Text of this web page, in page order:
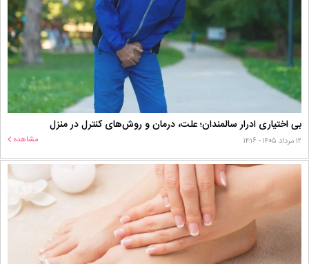
بی اختیاری ادرار سالمندان؛ علت، درمان و روش‌های کنترل در منزل
۱۲ مرداد ۱۴۰۵ - ۱۴:۱۶ مشاهده